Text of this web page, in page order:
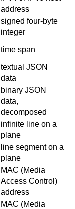
address
signed four-byte
integer
time span
textual JSON
data
binary JSON
data,
decomposed
infinite line on a
plane
line segment on a
plane
MAC (Media
Access Control)
address
MAC (Media